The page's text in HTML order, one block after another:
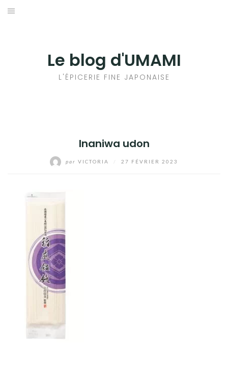
Aller
Le blog d'UMAMI
L'ÉPICERIE FINE JAPONAISE
Inaniwa udon
par VICTORIA 27 FÉVRIER 2023